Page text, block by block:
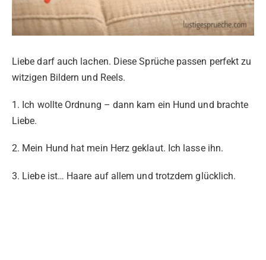
Liebe darf auch lachen. Diese Sprüche passen perfekt zu
witzigen Bildern und Reels.
1. Ich wollte Ordnung – dann kam ein Hund und brachte
Liebe.
2. Mein Hund hat mein Herz geklaut. Ich lasse ihn.
3. Liebe ist… Haare auf allem und trotzdem glücklich.